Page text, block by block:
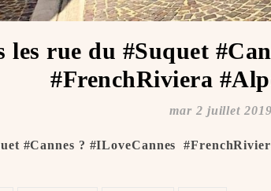
les rue du #Suquet
#FrenchRiviera
mar 2 juillet 2019
#Cannes ?️ #ILoveCannes